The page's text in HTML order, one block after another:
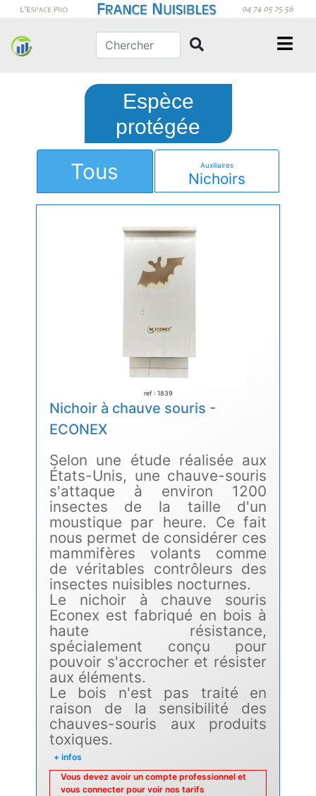
Espèce
protégée
Tous Auxiliaires
Nichoirs
ref : 1839
Nichoir à chauve souris -
ECONEX
Selon une étude réalisée aux
États-Unis, une chauve-souris
s'attaque à environ 1200
insectes de la taille d'un
moustique par heure. Ce fait
nous permet de considérer ces
mammifères volants comme
de véritables contrôleurs des
insectes nuisibles nocturnes.
Le nichoir à chauve souris
Econex est fabriqué en bois à
haute résistance,
spécialement conçu pour
pouvoir s'accrocher et résister
aux éléments.
Le bois n'est pas traité en
raison de la sensibilité des
chauves-souris aux produits
toxiques.
+ infos
Vous devez avoir un compte professionnel et
vous connecter pour voir nos tarifs